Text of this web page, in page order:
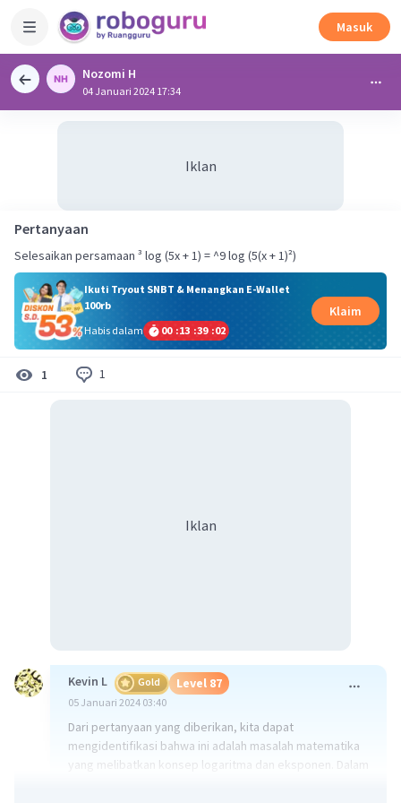
Masuk
Nozomi H
04 Januari 2024 17:34
Iklan
Pertanyaan
Selesaikan persamaan ³ log (5x + 1) = ^9 log (5(x + 1)²)
Ikuti Tryout SNBT & Menangkan E-Wallet
100rb
Habis dalam
00 :13 :39 :02
Klaim
1 1
Iklan
Kevin L Gold Level 87
05 Januari 2024 03:40
Dari pertanyaan yang diberikan, kita dapat
mengidentifikasi bahwa ini adalah masalah matematika
yang melibatkan konsep logaritma dan eksponen. Dalam